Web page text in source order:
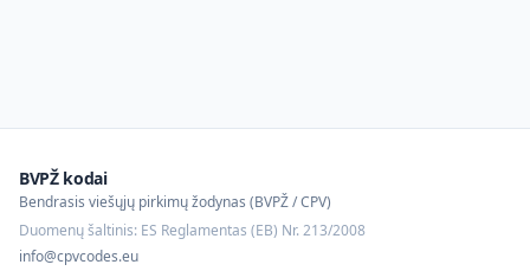
BVPŽ kodai
Bendrasis viešųjų pirkimų žodynas (BVPŽ / CPV)
Duomenų šaltinis: ES Reglamentas (EB) Nr. 213/2008
info@cpvcodes.eu